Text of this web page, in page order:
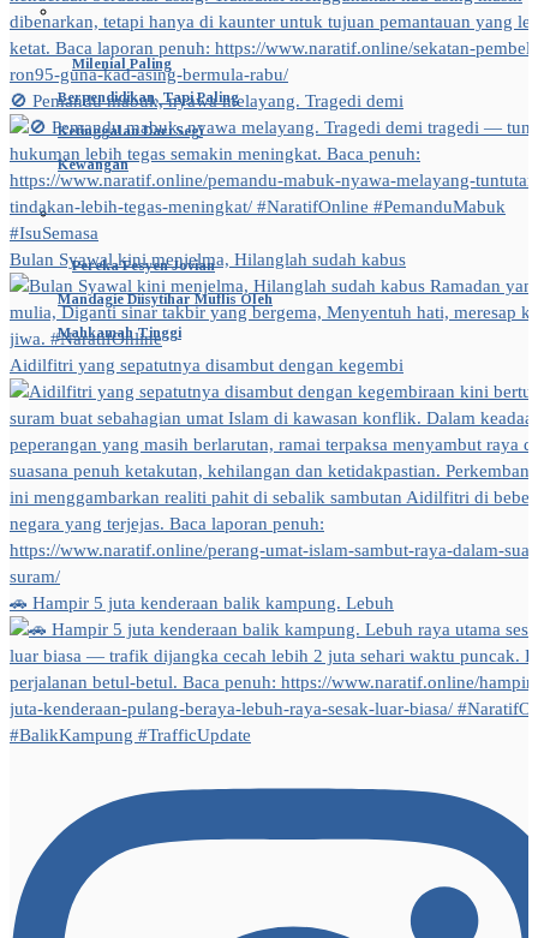
Milenial Paling
Berpendidikan, Tapi Paling
Ketinggalan Dari Segi
Kewangan
Pereka Fesyen Jovian
Mandagie Diisytihar Muflis Oleh
Mahkamah Tinggi
🚫 Pemandu mabuk, nyawa melayang. Tragedi demi
Bulan Syawal kini menjelma, Hilanglah sudah kabus
Aidilfitri yang sepatutnya disambut dengan kegembi
🚗 Hampir 5 juta kenderaan balik kampung. Lebuh